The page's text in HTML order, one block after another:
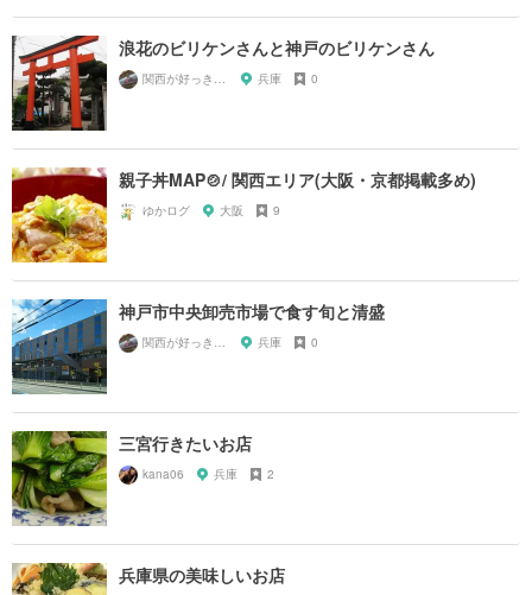
浪花のビリケンさんと神戸のビリケンさん
兵庫 0
親子丼MAP🍲/ 関西エリア(大阪・京都掲載多め)
ゆかログ 大阪 9
神戸市中央卸売市場で食す旬と清盛
兵庫 0
三宮行きたいお店
kana06 兵庫 2
兵庫県の美味しいお店